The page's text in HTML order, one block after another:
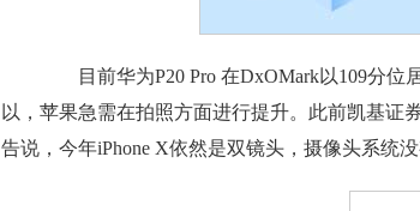
目前华为P20 Pro 在DxOMark以109分位
以，苹果急需在拍照方面进行提升。此前凯基证
告说，今年iPhone X依然是双镜头，摄像头系统没